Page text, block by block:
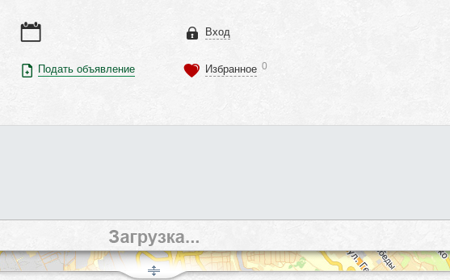
Подать объявление
Вход
Избранное 0